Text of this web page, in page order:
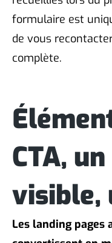
formulaire est
de vous
complète.
CTA,
visible,
Les landing pages